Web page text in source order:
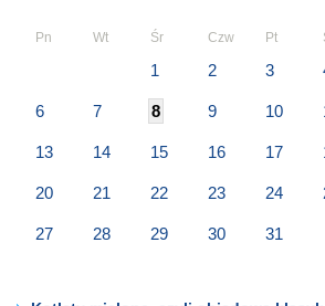
Pn Wt Śr Czw Pt
1 2 3
6 7 8 9 10
13 14 15 16 17
20 21 22 23 24
27 28 29 30 31